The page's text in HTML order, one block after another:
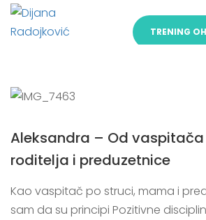
TRENING
Aleksandra – Od
roditelja i preduzetnice
Kao vaspitač po struci, mama i
sam da su principi Pozitivne